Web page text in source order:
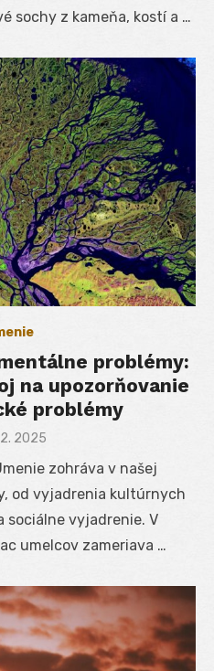
sochy z kameňa, kostí a …
problémy:
na upozorňovanie
problémy
2025
zohráva v našej
od vyjadrenia kultúrnych
sociálne vyjadrenie. V
umelcov zameriava …